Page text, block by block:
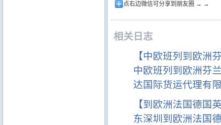
点右边微信可分享到朋友圈 → →
相关日志
【中欧班列到欧洲
中欧班列到欧洲芬
达国际货运代理有
【到欧洲法国德国
东深圳到欧洲法国